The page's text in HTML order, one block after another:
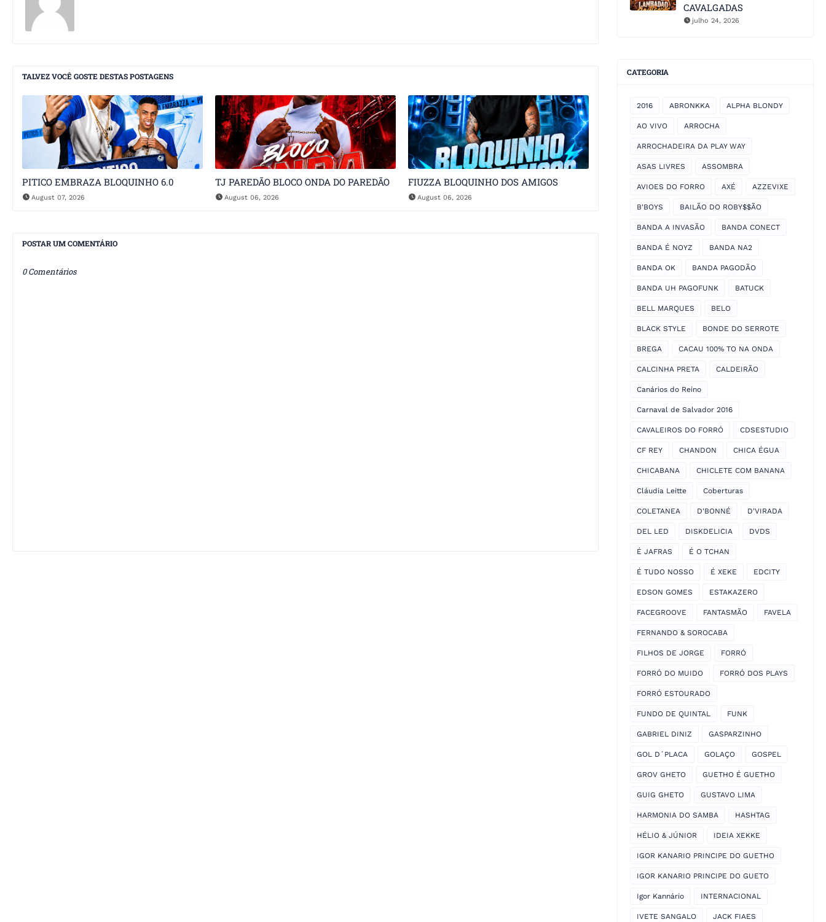
TALVEZ VOCÊ GOSTE DESTAS POSTAGENS
PITICO EMBRAZA BLOQUINHO 6.0
August 07, 2026
TJ PAREDÃO BLOCO ONDA DO PAREDÃO
August 06, 2026
FIUZZA BLOQUINHO DOS AMIGOS
August 06, 2026
POSTAR UM COMENTÁRIO
0 Comentários
CAVALGADAS
julho 24, 2026
CATEGORIA
2016 ABRONKKA ALPHA BLONDY
AO VIVO ARROCHA
ARROCHADEIRA DA PLAY WAY
ASAS LIVRES ASSOMBRA
AVIOES DO FORRO AXÉ AZZEVIXE
B'BOYS BAILÃO DO ROBY$$ÃO
BANDA A INVASÃO BANDA CONECT
BANDA É NOYZ BANDA NA2
BANDA OK BANDA PAGODÃO
BANDA UH PAGOFUNK BATUCK
BELL MARQUES BELO
BLACK STYLE BONDE DO SERROTE
BREGA CACAU 100% TO NA ONDA
CALCINHA PRETA CALDEIRÃO
Canários do Reino
Carnaval de Salvador 2016
CAVALEIROS DO FORRÓ CDSESTUDIO
CF REY CHANDON CHICA ÉGUA
CHICABANA CHICLETE COM BANANA
Cláudia Leitte Coberturas
COLETANEA D'BONNÉ D'VIRADA
DEL LED DISKDELICIA DVDS
É JAFRAS É O TCHAN
É TUDO NOSSO É XEKE EDCITY
EDSON GOMES ESTAKAZERO
FACEGROOVE FANTASMÃO FAVELA
FERNANDO & SOROCABA
FILHOS DE JORGE FORRÓ
FORRÓ DO MUIDO FORRÓ DOS PLAYS
FORRÓ ESTOURADO
FUNDO DE QUINTAL FUNK
GABRIEL DINIZ GASPARZINHO
GOL D´PLACA GOLAÇO GOSPEL
GROV GHETO GUETHO É GUETHO
GUIG GHETO GUSTAVO LIMA
HARMONIA DO SAMBA HASHTAG
HÉLIO & JÚNIOR IDEIA XEKKE
IGOR KANARIO PRINCIPE DO GUETHO
IGOR KANARIO PRINCIPE DO GUETO
Igor Kannário INTERNACIONAL
IVETE SANGALO JACK FIAES